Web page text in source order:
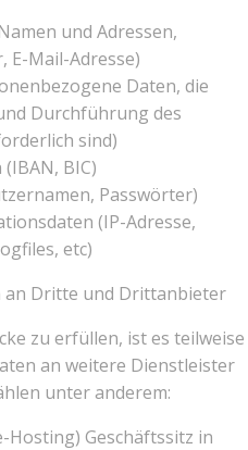
und Adressen,
E-Mail-Adresse)
Daten, die
Durchführung des
sind)
BIC)
Passwörter)
(IP-Adresse,
etc)
an Dritte und Drittanbieter
zu erfüllen, ist es teilweise
an weitere Dienstleister
unter anderem:
Hosting) Geschäftssitz in